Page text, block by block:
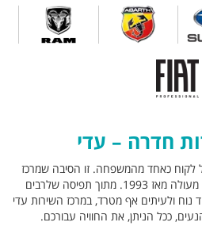
חדרה – עדי
לקוח כאחד מהמשפחה. זו הסיבה שמרכז
השירות מצליח להעניק שירות מעולה מאז 1993. מתוך תפיסה שלרבים
נוח ולעיתים אף מטרד, במרכז השירות עדי
ככל הניתן, את החוויה עבורכם.